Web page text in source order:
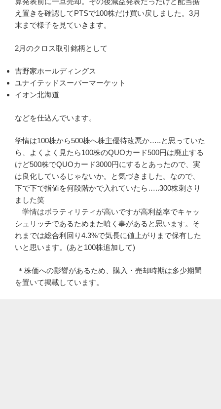
え置きを確認してPTSで100株だけ買い戻しました。3月
末まで様子を見ていきます。
2月のクロス取引銘柄として
吉野家ホールディングス
ユナイテッドスーパーマーケット
イオン北海道
などを仕込んでいます。
学情は100株から500株へ株主優待改悪か…..と思っていた
ら、よくよく見たら100株のQUOカード500円は廃止する
けど500株でQUOカード3000円にするとあったので、実
は良化しているじゃないか。と気づきました。なので、
下で下で指値を何段階かで入れていたら…..300株刺さり
ました笑
学情はボラティリティが高いですが高利益率でキャッ
シュリッチであるためまた噴く事があると思います。そ
れまでは総合利回り4.3%で気長に値上がりまで保有した
いと思います。(あと100株追加して)
＊株価への影響があるため、購入・売却時期は多少期間
を置いて掲載しています。